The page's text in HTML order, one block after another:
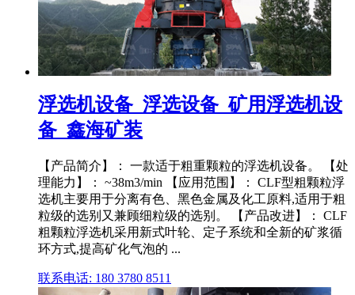
浮选机设备_浮选设备_矿用浮选机设
备_鑫海矿装
【产品简介】： 一款适于粗重颗粒的浮选机设备。 【处
理能力】： ~38m3/min 【应用范围】： CLF型粗颗粒浮
选机主要用于分离有色、黑色金属及化工原料,适用于粗
粒级的选别又兼顾细粒级的选别。 【产品改进】： CLF
粗颗粒浮选机采用新式叶轮、定子系统和全新的矿浆循
环方式,提高矿化气泡的 ...
联系电话: 180 3780 8511